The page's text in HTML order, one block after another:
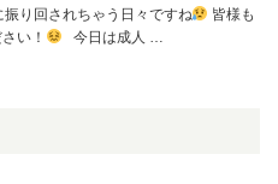
り回されちゃう日々ですね
皆様も
い！
今日は成人 …